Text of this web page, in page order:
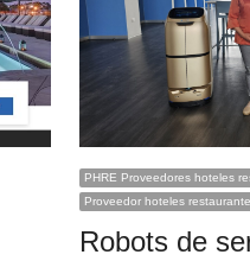
PHRE Proveedores hoteles
Proveedor hoteles
Robots de